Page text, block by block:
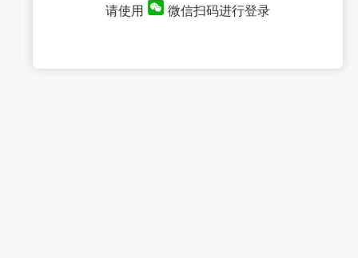
请使用 微信扫码进行登录